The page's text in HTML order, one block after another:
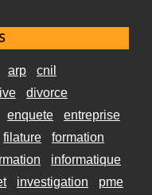
arp
cnil
divorce
enquete
entreprise
filature
formation
informatique
investigation
pme